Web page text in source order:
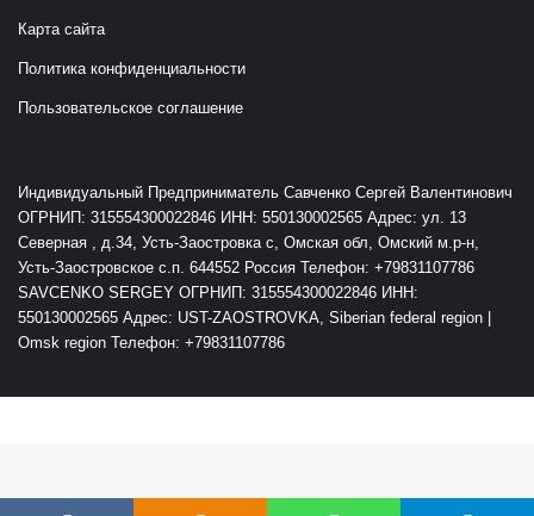
Карта сайта
Политика конфиденциальности
Пользовательское соглашение
Индивидуальный Предприниматель Савченко Сергей Валентинович
ОГРНИП: 315554300022846 ИНН: 550130002565 Адрес: ул. 13
Северная , д.34, Усть-Заостровка с, Омская обл, Омский м.р-н,
Усть-Заостровское с.п. 644552 Россия Телефон: +79831107786
SAVCENKO SERGEY ОГРНИП: 315554300022846 ИНН:
550130002565 Адрес: UST-ZAOSTROVKA, Siberian federal region |
Omsk region Телефон: +79831107786